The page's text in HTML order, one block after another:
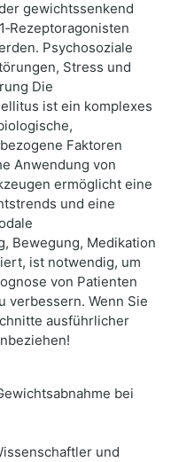
gewichtssenkend
Psychosoziale
Stress und
Die
ist ein komplexes
Faktoren
Anwendung von
ermöglicht eine
und eine
Bewegung, Medikation
ist notwendig, um
von Patienten
verbessern. Wenn Sie
ausführlicher
und